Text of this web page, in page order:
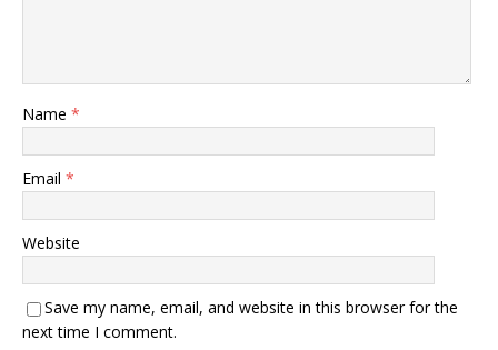
Name *
Email *
Website
Save my name, email, and website in this browser for the
next time I comment.